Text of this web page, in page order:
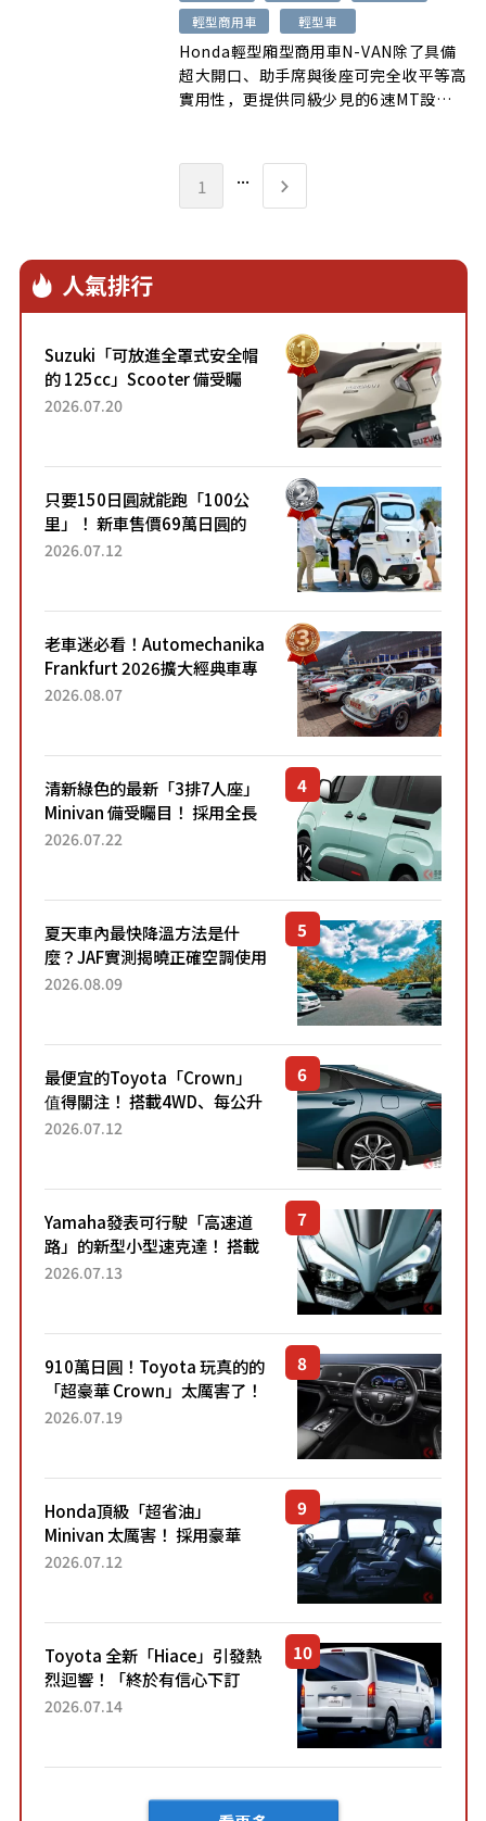
輕型商用車
輕型車
Honda輕型廂型商用車N-VAN除了具備
超大開口、助手席與後座可完全收平等高
實用性，更提供同級少見的6速MT設
149萬8200日圓起。
1 ...
人氣排行
Suzuki「可放進全罩式安全帽
的 125cc」Scooter 備受矚
目！採用全新流線設計與各項
2026.07.20
只要150日圓就能跑「100公
里」！ 新車售價69萬日圓的
「3人座」Trike大受歡迎！ 順
2026.07.12
老車迷必看！Automechanika
Frankfurt 2026擴大經典車專
區 1954年珍稀古董車現場修復
2026.08.07
清新綠色的最新「3排7人座」
Minivan 備受矚目！ 採用全長
4.7公尺剛剛好的車身尺寸與
2026.07.22
夏天車內最快降溫方法是什
麼？JAF實測揭曉正確空調使用
方式
2026.08.09
最便宜的Toyota「Crown」
值得關注！ 搭載4WD、每公升
22.4公里低油耗表現超亮眼！
2026.07.12
Yamaha發表可行駛「高速道
路」的新型小型速克達！ 搭載
能享受超強勁「渦輪感」的動
2026.07.13
910萬日圓！Toyota 玩真的的
「超豪華 Crown」太厲害了！
採用由「匠人技藝」打造的
2026.07.19
Honda頂級「超省油」
Minivan 太厲害！ 採用豪華
「真皮座椅」與專屬「黑色內
「三...
2026.07.12
Toyota 全新「Hiace」引發熱
烈迴響！「終於有信心下訂
了！」「哪個等級交車最
車？...
2026.07.14